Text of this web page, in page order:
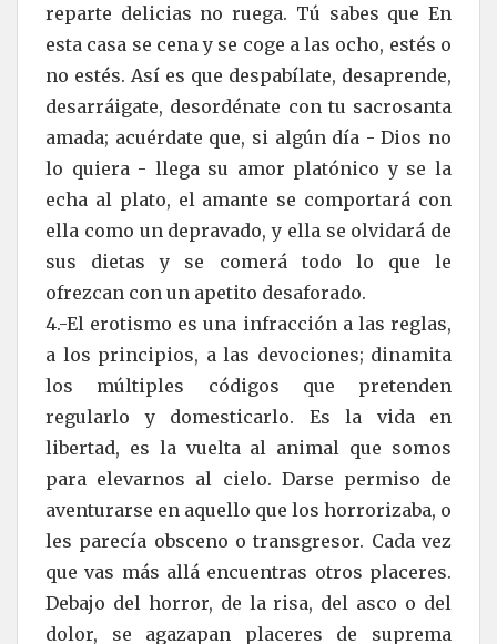
reparte delicias no ruega. Tú sabes que En
esta casa se cena y se coge a las ocho, estés o
no estés. Así es que despabílate, desaprende,
desarráigate, desordénate con tu sacrosanta
amada; acuérdate que, si algún día - Dios no
lo quiera - llega su amor platónico y se la
echa al plato, el amante se comportará con
ella como un depravado, y ella se olvidará de
sus dietas y se comerá todo lo que le
ofrezcan con un apetito desaforado.
4.-El erotismo es una infracción a las reglas,
a los principios, a las devociones; dinamita
los múltiples códigos que pretenden
regularlo y domesticarlo. Es la vida en
libertad, es la vuelta al animal que somos
para elevarnos al cielo. Darse permiso de
aventurarse en aquello que los horrorizaba, o
les parecía obsceno o transgresor. Cada vez
que vas más allá encuentras otros placeres.
Debajo del horror, de la risa, del asco o del
dolor, se agazapan placeres de suprema